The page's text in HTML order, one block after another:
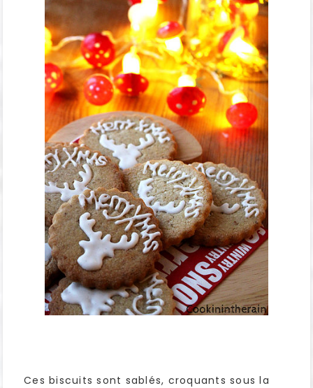
Ces biscuits sont sablés, croquants sous la